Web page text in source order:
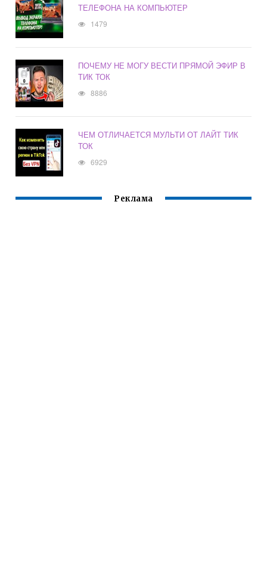
ТЕЛЕФОНА НА КОМПЬЮТЕР
1479
ПОЧЕМУ НЕ МОГУ ВЕСТИ ПРЯМОЙ ЭФИР В
ТИК ТОК
8886
ЧЕМ ОТЛИЧАЕТСЯ МУЛЬТИ ОТ ЛАЙТ ТИК
ТОК
6929
Реклама